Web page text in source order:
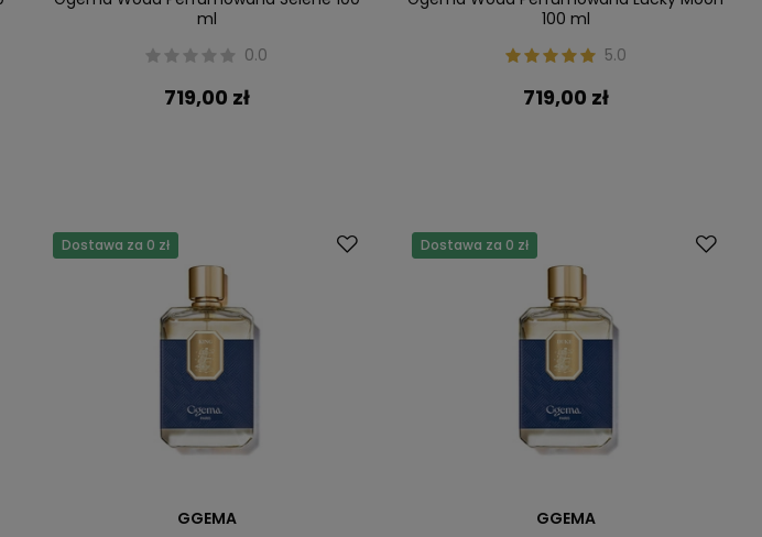
ml
0.0
719,00 zł
100 ml
5.0
719,00 zł
Dostawa za 0 zł
GGEMA
Dostawa za 0 zł
GGEMA